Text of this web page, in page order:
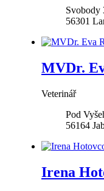
Svobody
56301
MVDr.
Veterinář
Pod
56164
Irena